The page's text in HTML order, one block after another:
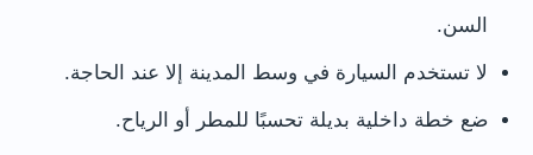
السن.
لا تستخدم السيارة في وسط المدينة إلا عند الحاجة.
ضع خطة داخلية بديلة تحسبًا للمطر أو الرياح.